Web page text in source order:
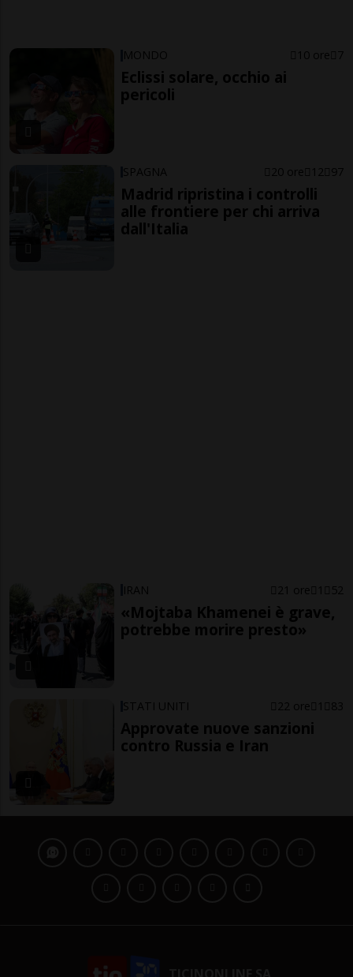
MONDO 10 ore 7
Eclissi solare, occhio ai
pericoli
SPAGNA 20 ore 12 97
Madrid ripristina i controlli
alle frontiere per chi arriva
dall'Italia
IRAN 21 ore 1 52
«Mojtaba Khamenei è grave,
potrebbe morire presto»
STATI UNITI 22 ore 1 83
Approvate nuove sanzioni
contro Russia e Iran